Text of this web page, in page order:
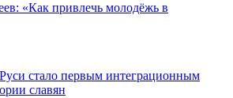
«Как привлечь молодёжь в
стало первым интеграционным
славян